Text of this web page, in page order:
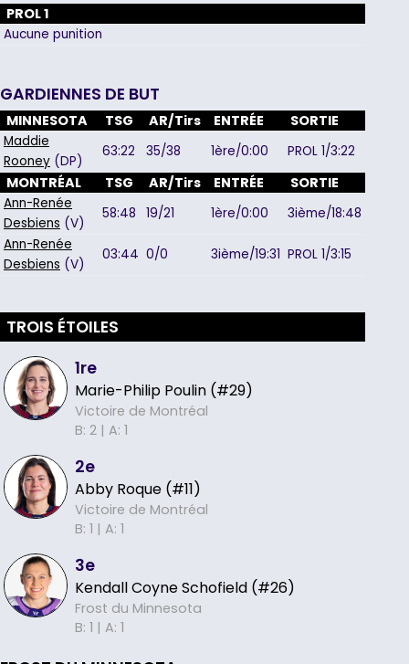
PROL 1
Aucune punition
GARDIENNES DE BUT
MINNESOTA TSG AR/Tirs ENTRÉE SORTIE
Maddie
Rooney (DP)
63:22 35/38 1ère/0:00 PROL 1/3:22
MONTRÉAL TSG AR/Tirs ENTRÉE SORTIE
Ann-Renée
Desbiens (V)
58:48 19/21 1ère/0:00
3ième/18:48
Ann-Renée
Desbiens (V)
03:44 0/0 3ième/19:31 PROL 1/3:15
TROIS ÉTOILES
1re
Marie-Philip Poulin (#29)
Victoire de Montréal
B: 2 | A: 1
2e
Abby Roque (#11)
Victoire de Montréal
B: 1 | A: 1
3e
Kendall Coyne Schofield (#26)
Frost du Minnesota
B: 1 | A: 1